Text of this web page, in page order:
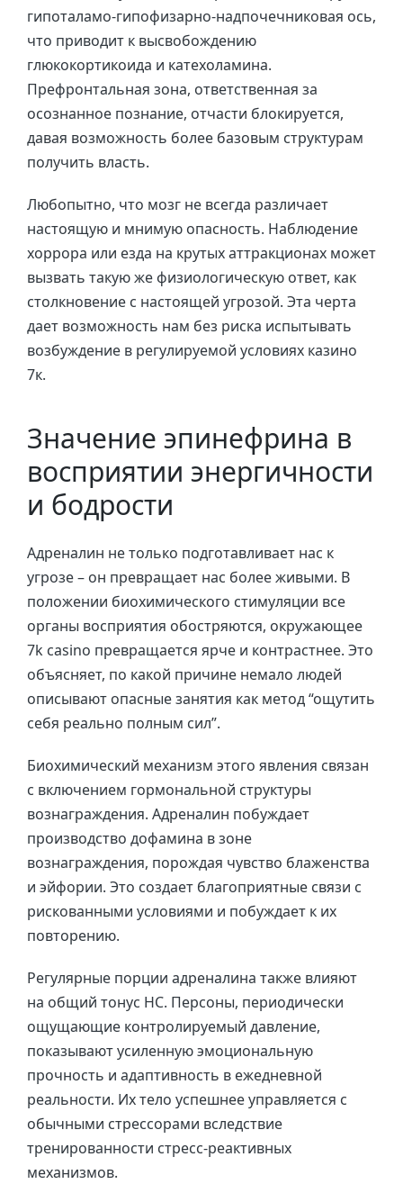
гипоталамо-гипофизарно-надпочечниковая ось,
что приводит к высвобождению
глюкокортикоида и катехоламина.
Префронтальная зона, ответственная за
осознанное познание, отчасти блокируется,
давая возможность более базовым структурам
получить власть.
Любопытно, что мозг не всегда различает
настоящую и мнимую опасность. Наблюдение
хоррора или езда на крутых аттракционах может
вызвать такую же физиологическую ответ, как
столкновение с настоящей угрозой. Эта черта
дает возможность нам без риска испытывать
возбуждение в регулируемой условиях казино
7к.
Значение эпинефрина в
восприятии энергичности
и бодрости
Адреналин не только подготавливает нас к
угрозе – он превращает нас более живыми. В
положении биохимического стимуляции все
органы восприятия обостряются, окружающее
7k casino превращается ярче и контрастнее. Это
объясняет, по какой причине немало людей
описывают опасные занятия как метод “ощутить
себя реально полным сил”.
Биохимический механизм этого явления связан
с включением гормональной структуры
вознаграждения. Адреналин побуждает
производство дофамина в зоне
вознаграждения, порождая чувство блаженства
и эйфории. Это создает благоприятные связи с
рискованными условиями и побуждает к их
повторению.
Регулярные порции адреналина также влияют
на общий тонус НС. Персоны, периодически
ощущающие контролируемый давление,
показывают усиленную эмоциональную
прочность и адаптивность в ежедневной
реальности. Их тело успешнее управляется с
обычными стрессорами вследствие
тренированности стресс-реактивных
механизмов.